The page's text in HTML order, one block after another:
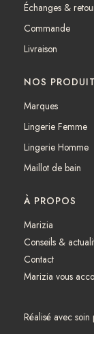
o
k
r
a
Échanges &
Commande
Livraison
NOS
Marques
Lingerie Femme
Lingerie Homme
Maillot de bain
À PROPOS
Marizia
Conseils &
Contact
Marizia vous
Réalisé avec soin